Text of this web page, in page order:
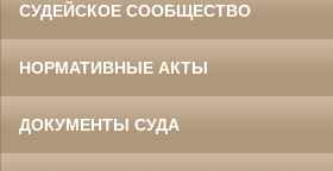
СУДЕЙСКОЕ СООБЩЕСТВО
НОРМАТИВНЫЕ АКТЫ
ДОКУМЕНТЫ СУДА